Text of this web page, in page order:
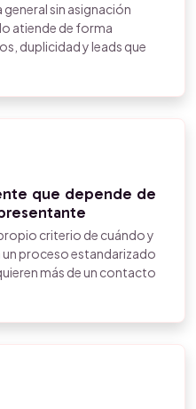
general sin asignación
atiende de forma
duplicidad y leads que
que depende de
criterio de cuándo y
proceso estandarizado
más de un contacto